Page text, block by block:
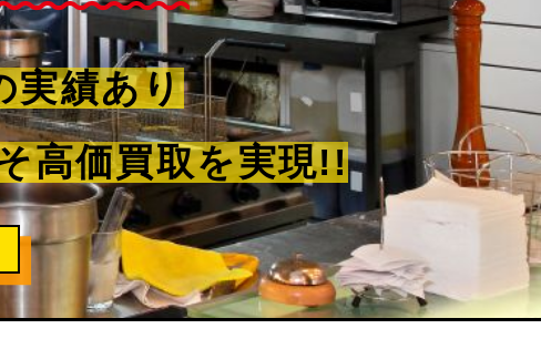
実績あり
高価買取を実現!!